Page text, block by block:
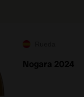
Nogara 2024